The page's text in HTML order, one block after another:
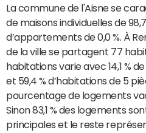
La commune de l'Aisne se
de maisons individuelles de
d’appartements de 0,0 %. À
de la ville se partagent 77
habitations varie avec 14,1 %
et 59,4 % d’habitations de 5
pourcentage de logements
Sinon 83,1 % des logements
principales et le reste